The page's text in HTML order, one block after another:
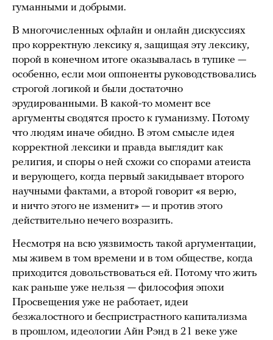
гуманными и добрыми.
В многочисленных офлайн и онлайн дискуссиях
про корректную лексику я, защищая эту лексику,
порой в конечном итоге оказывалась в тупике —
особенно, если мои оппоненты руководствовались
строгой логикой и были достаточно
эрудированными. В какой-то момент все
аргументы сводятся просто к гуманизму. Потому
что людям иначе обидно. В этом смысле идея
корректной лексики и правда выглядит как
религия, и споры о ней схожи со спорами атеиста
и верующего, когда первый закидывает второго
научными фактами, а второй говорит «я верю,
и ничто этого не изменит» — и против этого
действительно нечего возразить.
Несмотря на всю уязвимость такой аргументации,
мы живем в том времени и в том обществе, когда
приходится довольствоваться ей. Потому что жить
как раньше уже нельзя — философия эпохи
Просвещения уже не работает, идеи
безжалостного и беспристрастного капитализма
в прошлом, идеологии Айн Рэнд в 21 веке уже